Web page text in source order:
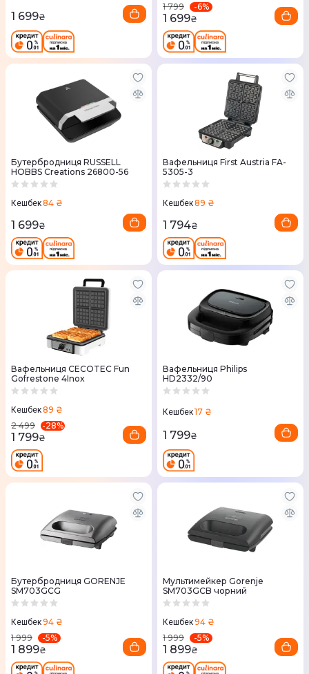
1 699₴
1 799
-6%
1 699₴
Бутербродниця RUSSELL
HOBBS Creations 26800-56
Кешбек84 ₴
1 699₴
Вафельниця First Austria FA-
5305-3
Кешбек89 ₴
1 794₴
Вафельниця CECOTEC Fun
Gofrestone 4Inox
Кешбек89 ₴
2 499
-28%
1 799₴
Вафельниця Philips
HD2332/90
Кешбек17 ₴
1 799₴
Бутербродниця GORENJE
SM703GCG
Кешбек94 ₴
1 999
-5%
1 899₴
Мультимейкер Gorenje
SM703GCB чорний
Кешбек94 ₴
1 999
-5%
1 899₴